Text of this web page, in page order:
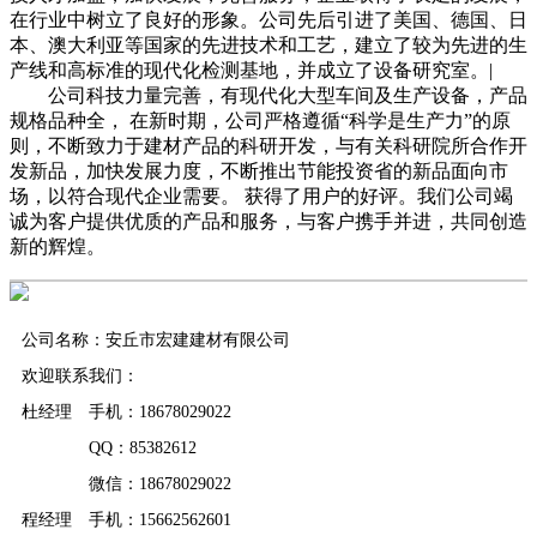
在行业中树立了良好的形象。公司先后引进了美国、德国、日
本、澳大利亚等国家的先进技术和工艺，建立了较为先进的生
产线和高标准的现代化检测基地，并成立了设备研究室。|
公司科技力量完善，有现代化大型车间及生产设备，产品
规格品种全， 在新时期，公司严格遵循“科学是生产力”的原
则，不断致力于建材产品的科研开发，与有关科研院所合作开
发新品，加快发展力度，不断推出节能投资省的新品面向市
场，以符合现代企业需要。 获得了用户的好评。我们公司竭
诚为客户提供优质的产品和服务，与客户携手并进，共同创造
新的辉煌。
公司名称：安丘市宏建建材有限公司
欢迎联系我们：
杜经理 手机：18678029022
QQ：85382612
微信：18678029022
程经理 手机：15662562601